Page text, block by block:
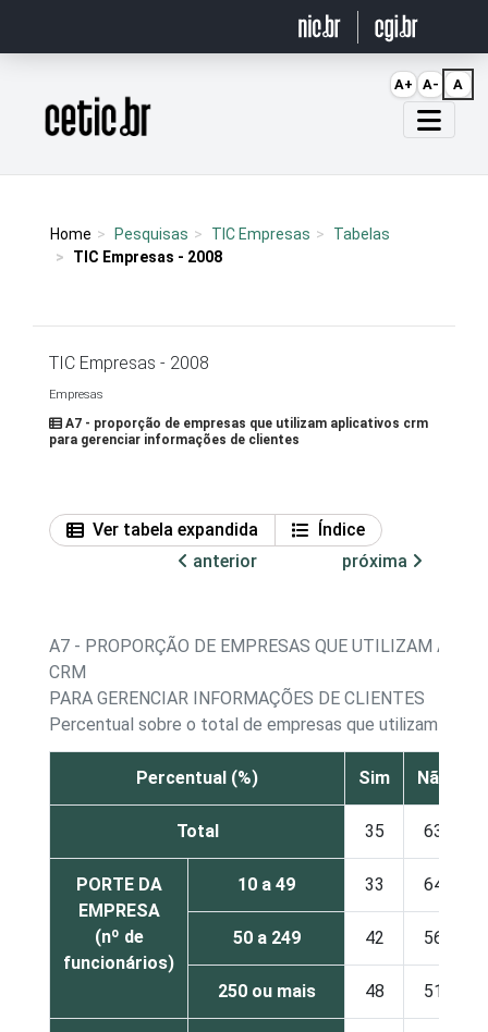
Página inicial
Home Pesquisas TIC Empresas
Tabelas
TIC Empresas - 2008
TIC Empresas - 2008
Empresas
A7 - proporção de empresas que utilizam aplicativos crm
para gerenciar informações de clientes
Ver tabela expandida
Índice
anterior
próxima
A7 - PROPORÇÃO DE EMPRESAS QUE UTILIZAM
CRM
PARA GERENCIAR INFORMAÇÕES DE CLIENTES
Percentual sobre o total de empresas que utilizam
Percentual (%) Sim Não
Total 35 63
PORTE DA
EMPRESA
(nº de
funcionários)
10 a 49 33 64
50 a 249 42 56
250 ou mais 48 51
A+ A- A